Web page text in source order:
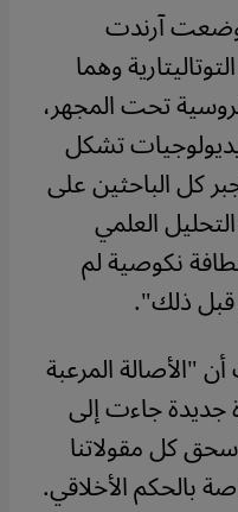
وضعت آرندت
وهما
الروسية تحت المجهر،
تشكل
كل الباحثين على
العلمي
نكوصية لم
قبل ذلك".
"الأصالة المرعبة
جديدة جاءت إلى
كل مقولاتنا
بالحكم الأخلاقي.